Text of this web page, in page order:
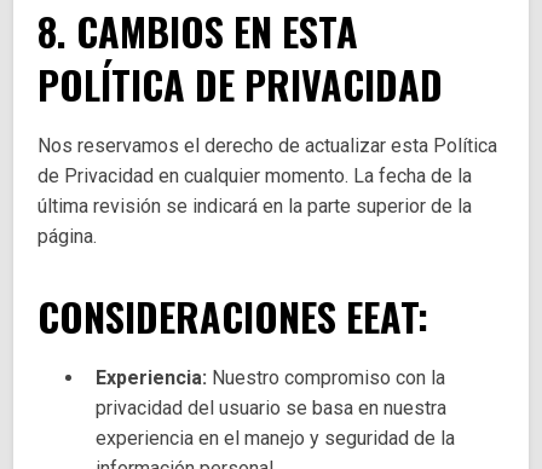
8. CAMBIOS EN ESTA
POLÍTICA DE PRIVACIDAD
Nos reservamos el derecho de actualizar esta Política
de Privacidad en cualquier momento. La fecha de la
última revisión se indicará en la parte superior de la
página.
CONSIDERACIONES EEAT:
Experiencia: Nuestro compromiso con la
privacidad del usuario se basa en nuestra
experiencia en el manejo y seguridad de la